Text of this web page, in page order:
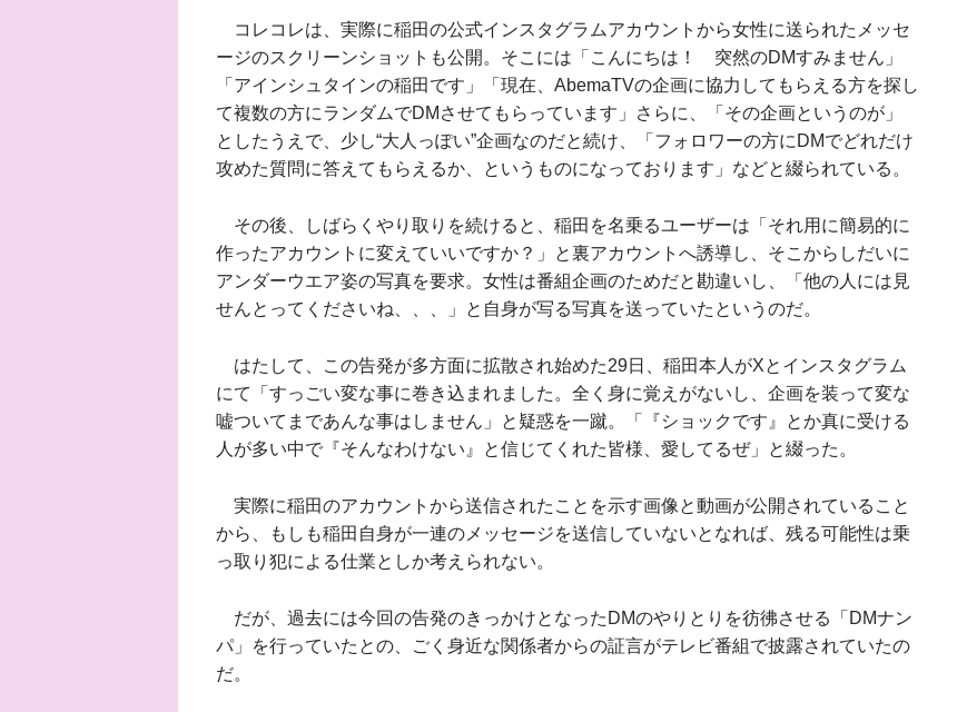
コレコレは、実際に稲田の公式インスタグラムアカウントから女性に送られたメッセ
ージのスクリーンショットも公開。そこには「こんにちは！ 突然のDMすみません」
「アインシュタインの稲田です」「現在、AbemaTVの企画に協力してもらえる方を探し
て複数の方にランダムでDMさせてもらっています」さらに、「その企画というのが」
としたうえで、少し“大人っぽい”企画なのだと続け、「フォロワーの方にDMでどれだけ
攻めた質問に答えてもらえるか、というものになっております」などと綴られている。
その後、しばらくやり取りを続けると、稲田を名乗るユーザーは「それ用に簡易的に
作ったアカウントに変えていいですか？」と裏アカウントへ誘導し、そこからしだいに
アンダーウエア姿の写真を要求。女性は番組企画のためだと勘違いし、「他の人には見
せんとってくださいね、、、」と自身が写る写真を送っていたというのだ。
はたして、この告発が多方面に拡散され始めた29日、稲田本人がXとインスタグラム
にて「すっごい変な事に巻き込まれました。全く身に覚えがないし、企画を装って変な
嘘ついてまであんな事はしません」と疑惑を一蹴。「『ショックです』とか真に受ける
人が多い中で『そんなわけない』と信じてくれた皆様、愛してるぜ」と綴った。
実際に稲田のアカウントから送信されたことを示す画像と動画が公開されていること
から、もしも稲田自身が一連のメッセージを送信していないとなれば、残る可能性は乗
っ取り犯による仕業としか考えられない。
だが、過去には今回の告発のきっかけとなったDMのやりとりを彷彿させる「DMナン
パ」を行っていたとの、ごく身近な関係者からの証言がテレビ番組で披露されていたの
だ。